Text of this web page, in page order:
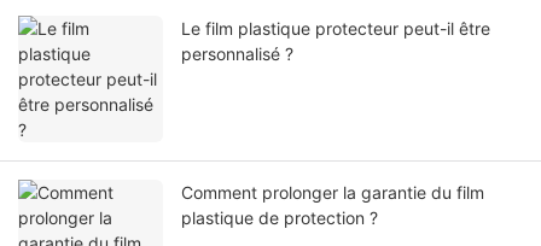
Le film plastique protecteur peut-il être
personnalisé ?
Comment prolonger la garantie du film
plastique de protection ?